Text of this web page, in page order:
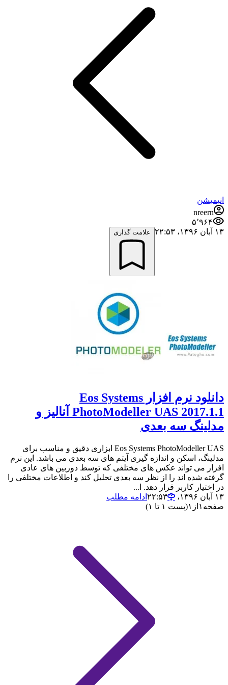
انیمیشن
nreern
۵٬۹۶۴
۱۳ آبان ۱۳۹۶،‏ ۲۲:۵۳
علامت گذاری
دانلود نرم افزار Eos Systems
PhotoModeller UAS 2017.1.1 آنالیز و
مدلینگ سه بعدی
Eos Systems PhotoModeller UAS ابزاری دقیق و مناسب برای
مدلینگ، اسکن و اندازه گیری آیتم های سه بعدی می باشد. این نرم
افزار می تواند عکس های مختلفی که توسط دوربین های عادی
گرفته شده اند را از نظر سه بعدی تحلیل کند و اطلاعات مختلفی را
در اختیار کاربر قرار دهد. ا...
۱۳ آبان ۱۳۹۶،‏ ۲۲:۵۳
ادامه مطلب
صفحه ۱ از ۱(پست ۱ تا ۱)